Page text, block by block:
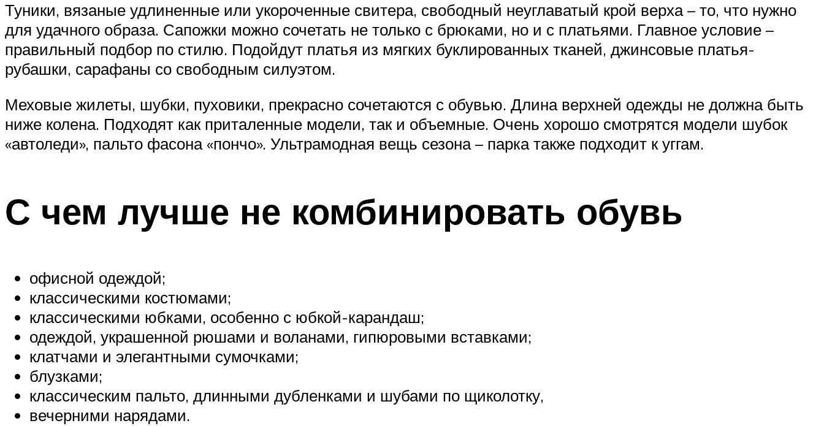
Туники, вязаные удлиненные или укороченные свитера, свободный неуглаватый крой верха – то, что нужно
для удачного образа. Сапожки можно сочетать не только с брюками, но и с платьями. Главное условие –
правильный подбор по стилю. Подойдут платья из мягких буклированных тканей, джинсовые платья-
рубашки, сарафаны со свободным силуэтом.
Меховые жилеты, шубки, пуховики, прекрасно сочетаются с обувью. Длина верхней одежды не должна быть
ниже колена. Подходят как приталенные модели, так и объемные. Очень хорошо смотрятся модели шубок
«автоледи», пальто фасона «пончо». Ультрамодная вещь сезона – парка также подходит к уггам.
С чем лучше не комбинировать обувь
офисной одеждой;
классическими костюмами;
классическими юбками, особенно с юбкой-карандаш;
одеждой, украшенной рюшами и воланами, гипюровыми вставками;
клатчами и элегантными сумочками;
блузками;
классическим пальто, длинными дубленками и шубами по щиколотку,
вечерними нарядами.